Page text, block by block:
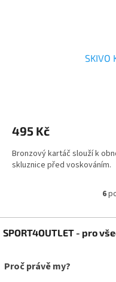
495 Kč
Bronzový kartáč slouží k
skluznice před voskováním.
6
á
a
SPORT4OUTLET - pro
Proč právě my?